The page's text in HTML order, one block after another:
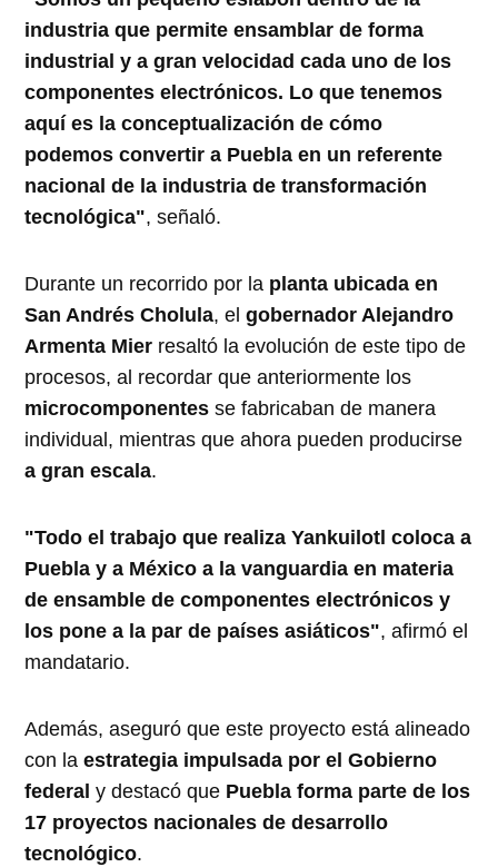
industria que permite ensamblar de forma
industrial y a gran velocidad cada uno de los
componentes electrónicos. Lo que tenemos
aquí es la conceptualización de cómo
podemos convertir a Puebla en un referente
nacional de la industria de transformación
tecnológica", señaló.
Durante un recorrido por la planta ubicada en
San Andrés Cholula, elgobernador Alejandro
Armenta Mier resaltó la evolución de este tipo de
procesos, al recordar que anteriormente los
microcomponentes se fabricaban de manera
individual, mientras que ahora pueden producirse
a gran escala.
"Todo el trabajo que realiza Yankuilotl coloca a
Puebla y a México a la vanguardia en materia
de ensamble de componentes electrónicos y
los pone a la par de países asiáticos", afirmó el
mandatario.
Además, aseguró que este proyecto está alineado
con laestrategia impulsada por el Gobierno
federal y destacó que Puebla forma parte de los
17 proyectos nacionales de desarrollo
tecnológico.